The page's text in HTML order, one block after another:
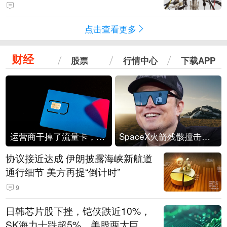
点击查看更多
财经 股票 行情中心 下载APP
运营商干掉了流量卡，他们真的玩不起了 SpaceX火箭残骸撞击月球
协议接近达成 伊朗披露海峡新航道
通行细节 美方再提“倒计时”
9
日韩芯片股下挫，铠侠跌近10%，